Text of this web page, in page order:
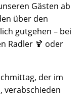
Gästen ab
über den
gutgehen – bei
Radler 🍹 oder
der im
verabschieden